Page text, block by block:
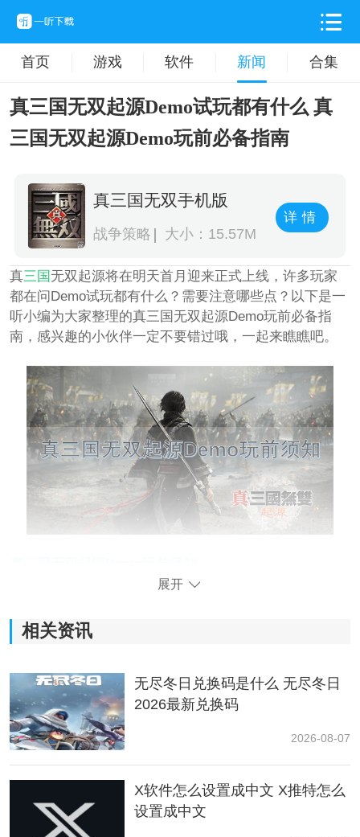
首页 游戏 软件 新闻 合集
真三国无双起源Demo试玩都有什么 真
三国无双起源Demo玩前必备指南
真三国无双手机版
战争策略 大小：15.57M
详情
真三国 无双起源将在明天首月迎来正式上线，许多玩家
都在问Demo试玩都有什么？需要注意哪些点？以下是一
听小编为大家整理的真三国无双起源Demo玩前必备指
南，感兴趣的小伙伴一定不要错过哦，一起来瞧瞧吧。
主角设定：玩家将控制一个失去所有记忆的原创主角。
每次出站时，玩家可以选择一位同行武将。在战斗中，
完毕。量表清零后，系统会强制切换回原创主角。
展开
相关资讯
无尽冬日兑换码是什么 无尽冬日
2026最新兑换码
2026-08-07
X软件怎么设置成中文 X推特怎么
设置成中文